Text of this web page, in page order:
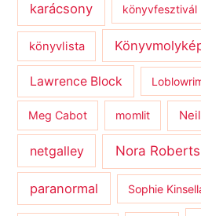
karácsony könyvfesztivál
könyvlista
Lawrence Block
Meg Cabot momlit
netgalley Nora Roberts
paranormal Sophie